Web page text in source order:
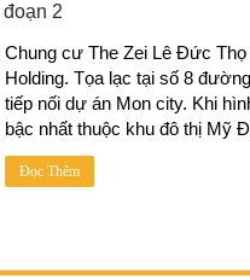
2
Chung cư The Zei Lê Đức
Holding. Tọa lạc tại số 8
tiếp nối dự án Mon city. Khi
bậc nhất thuộc khu đô thị Mỹ
Đọc Thêm